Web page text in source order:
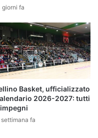
giorni fa
Basket, ufficializzato
2026-2027: tutti
settimana fa